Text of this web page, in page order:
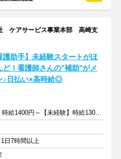
ケアサービス事業本部 高崎支
護助手】未経験スタートがほ
ど！看護師さんの"補助"がメ
♪日払い×高時給◎
【経験者】時給1400円～【未経験】時給1300円～ ※交通費全額
日7時間以上